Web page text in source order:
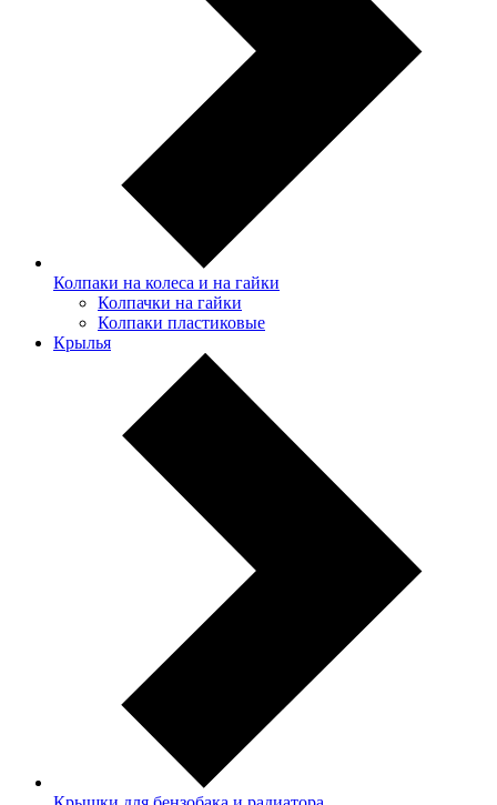
Колпаки на колеса и на гайки
Колпачки на гайки
Колпаки пластиковые
Крылья